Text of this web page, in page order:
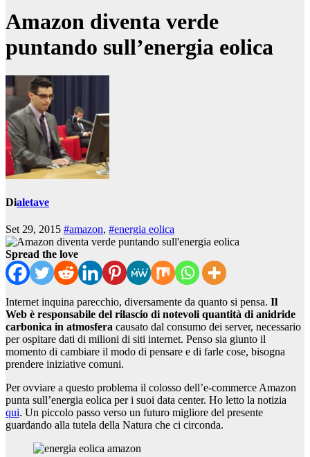
Amazon diventa verde
puntando sull’energia eolica
Dialetave
Set 29, 2015 #amazon, #energia eolica
Spread the love
Internet inquina parecchio, diversamente da quanto si pensa. Il
Web è responsabile del rilascio di notevoli quantità di anidride
carbonica in atmosfera causato dal consumo dei server, necessario
per ospitare dati di milioni di siti internet. Penso sia giunto il
momento di cambiare il modo di pensare e di farle cose, bisogna
prendere iniziative comuni.
Per ovviare a questo problema il colosso dell’e-commerce Amazon
punta sull’energia eolica per i suoi data center. Ho letto la notizia
qui. Un piccolo passo verso un futuro migliore del presente
guardando alla tutela della Natura che ci circonda.